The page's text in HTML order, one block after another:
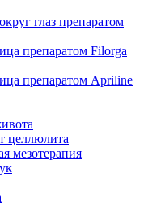
глаз препаратом
препаратом Filorga
препаратом Apriline
целлюлита
мезотерапия